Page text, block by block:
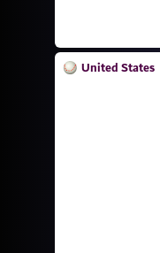
United States